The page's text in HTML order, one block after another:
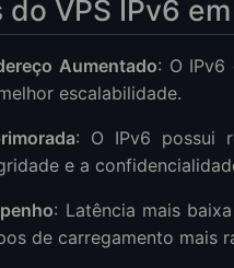
VPS IPv6
Aumentado: O IPv6
escalabilidade.
: O IPv6 possui
e a
: Latência mais
de carregamento mais